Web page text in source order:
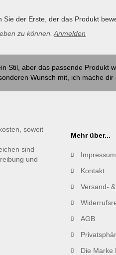
der Erste, der das Produkt
zu können.Anmelden
Stil, aber das passende Produkt
Wunsch mit, ich mache dir
soweit
sind
und
Mehr über...
Impressum
Kontakt
Versand-
AGB
Die Marke